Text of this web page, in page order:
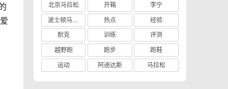
北京马拉松
开箱
李宁
波士顿马拉松
热点
经验
耐克
训练
评测
越野跑
跑步
跑鞋
运动
阿迪达斯 马拉松